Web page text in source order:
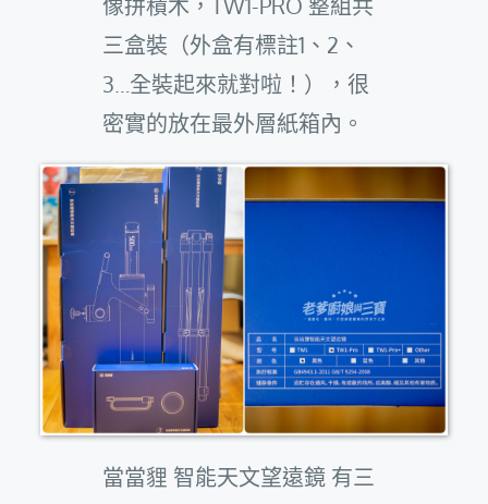
三盒裝（外盒有標註1、2、
3…全裝起來就對啦！），很
密實的放在最外層紙箱內。
當當貍 智能天文望遠鏡 有三